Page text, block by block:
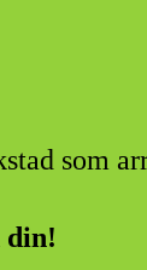
som
din!